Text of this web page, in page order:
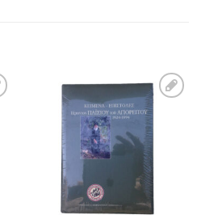
Πρόσθήκη
στην λίστα
επιθυμιών